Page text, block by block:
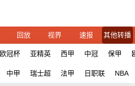
回放 视界 速报 其他转播
欧冠杯 亚精英 西甲 中冠 保甲
中甲 瑞士超 法甲 日职联 NBA